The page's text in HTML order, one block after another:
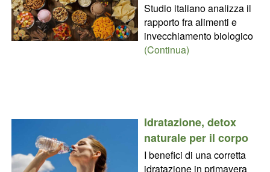
Studio italiano analizza il
rapporto fra alimenti e
invecchiamento biologico
(Continua)
Idratazione, detox
naturale per il corpo
I benefici di una corretta
idratazione in primavera